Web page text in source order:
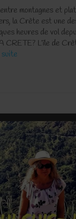
montagnes et
la Crète est une
heures de vol
CRETE? L’île de